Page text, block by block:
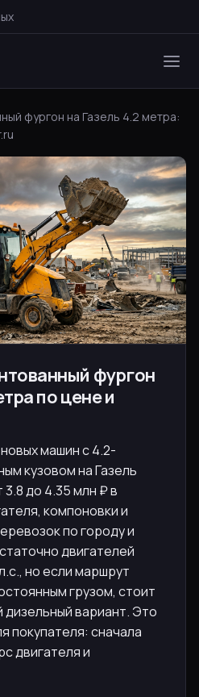
фургон на Газель 4.2 метра:
фургон
по цене и
машин с 4.2-
кузовом на Газель
до 4.35 млн ₽ в
компоновки и
по городу и
двигателей
но если маршрут
грузом, стоит
вариант. Это
покупателя: сначала
двигателя и